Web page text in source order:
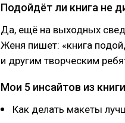
Подойдёт ли книга не
Да, ещё на выходных
Женя пишет: «книга
и другим творческим
Мои 5 инсайтов из книги
Как делать макеты